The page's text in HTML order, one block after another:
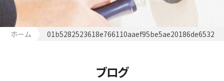
ホーム 01b5282523618e766110aaef95be5ae20186de6532
ブログ